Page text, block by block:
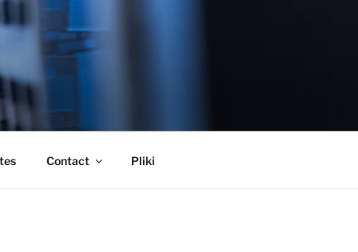
Contact Pliki